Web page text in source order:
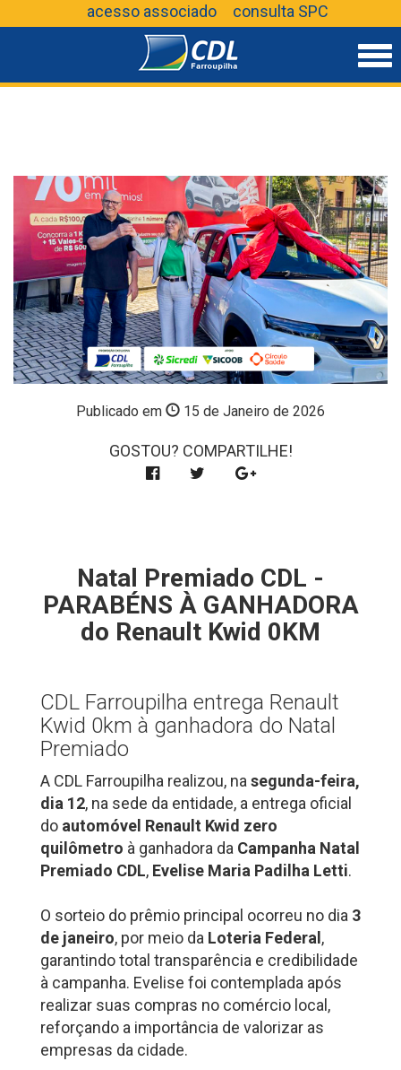
acesso associado consulta SPC
Publicado em 15 de Janeiro de 2026
GOSTOU? COMPARTILHE!
Natal Premiado CDL -
PARABÉNS À GANHADORA
do Renault Kwid 0KM
CDL Farroupilha entrega Renault
Kwid 0km à ganhadora do Natal
Premiado
A CDL Farroupilha realizou, nasegunda-feira,
dia 12, na sede da entidade, a entrega oficial
do automóvel Renault Kwid zero
quilômetro à ganhadora da Campanha Natal
Premiado CDL, Evelise Maria Padilha Letti.
O sorteio do prêmio principal ocorreu no dia 3
de janeiro, por meio da Loteria Federal ,
garantindo total transparência e credibilidade
à campanha. Evelise foi contemplada após
realizar suas compras no comércio local,
reforçando a importância de valorizar as
empresas da cidade.